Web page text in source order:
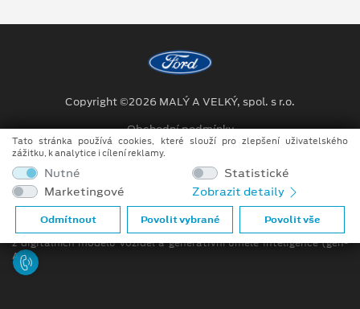
Copyright ©2026 MALÝ A VELKÝ, spol. s r.o.
Obchodní podmínky
Ochrana osobních údajů
Prohlášení o zpracování údajů konečných zákazníků
Při tvorbě videí a obrázků na tomto webu je využíváno kombinace
tradičních fotografií či videí, počítačem generovaných snímků (CGI)
z digitálních modelů vozidel a generativní umělé inteligence (gen-
AI).
Tato stránka používá cookies, které slouží pro zlepšení uživatelského
zážitku, k analytice i cílení reklamy.
Nutné
Statistické
Marketingové
Zobrazit detaily
Odmítnout Povolit vybrané Povolit vše